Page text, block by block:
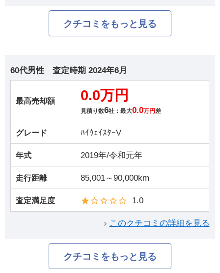
クチコミをもっと見る
60代男性 査定時期 2024年6月
最高売却額 0.0万円
見積り数6社：最大0.0万円差
グレード ﾊｲｳｪｲｽﾀｰV
年式 2019年/令和元年
走行距離 85,001～90,000km
査定満足度 1.0
このクチコミの詳細を見る
クチコミをもっと見る